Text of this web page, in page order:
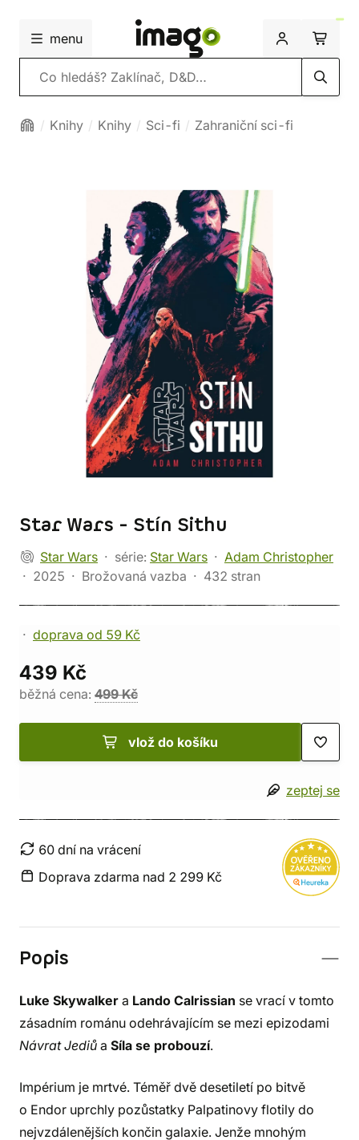
menu
Vyhledávání
Knihy Knihy Sci-fi Zahraniční sci-fi
Star Wars - Stín Sithu
Star Wars série: Star Wars
Adam Christopher
2025
Brožovaná vazba 432 stran
doprava od 59 Kč
439 Kč
běžná cena: 499 Kč
vlož do košíku
zeptej se
60 dní na vrácení
Doprava zdarma nad 2 299 Kč
Popis
Luke Skywalker a Lando Calrissian se vrací v tomto
zásadním románu odehrávajícím se mezi epizodami
Návrat Jediů a Síla se probouzí.
Impérium je mrtvé. Téměř dvě desetiletí po bitvě
o Endor uprchly pozůstatky Palpatinovy flotily do
nejvzdálenějších končin galaxie. Jenže mnohým